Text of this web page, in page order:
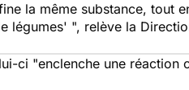
la même substance, tout
légumes' ", relève la
ci "enclenche une réaction